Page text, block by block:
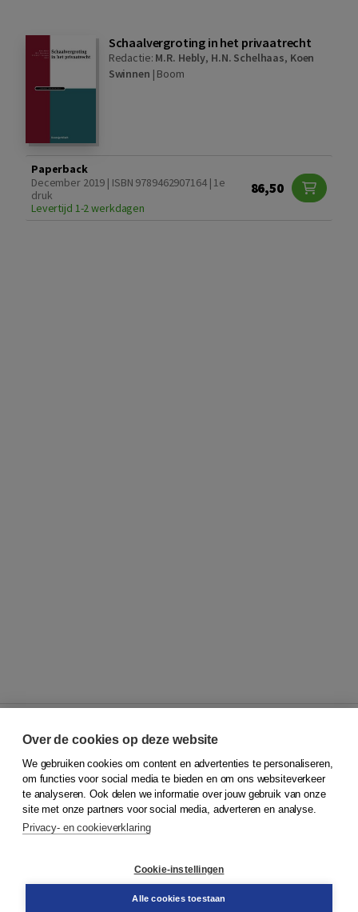
Schaalvergroting in het privaatrecht
Redactie: M.R. Hebly, H.N. Schelhaas, Koen
Swinnen | Boom
Paperback
December 2019 | ISBN 9789462907164 | 1e
druk
Levertijd 1-2 werkdagen
86,50
© 2026Koninklijke Boom uitgevers
Klantenservice
Service & informatie
Contact
Over de cookies op deze website
We gebruiken cookies om content en advertenties te personaliseren,
om functies voor social media te bieden en om ons websiteverkeer
te analyseren. Ook delen we informatie over jouw gebruik van onze
site met onze partners voor social media, adverteren en analyse.
Privacy- en cookieverklaring
Cookie-instellingen
Alle cookies toestaan